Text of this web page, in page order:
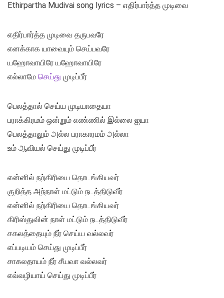
Ethirpartha Mudivai song lyrics – எதிர்பார்த்த முடிவை
எதிர்பார்த்த முடிவை தருபவரே
எனக்காக யாவையும் செய்பவரே
யஹோவாயிரே யஹோவாயிரே
எல்லாமே செய்து முடிப்பீர்
பெலத்தால் செய்ய முடியாதையா
பராக்கிரமம் ஒன்றும் எண்ணில் இல்லை ஐயா
பெலத்தாலும் அல்ல பராகாரமம் அல்லா
உம் ஆவியல் செய்து முடிப்பீர்
என்னில் நற்கிரியை தொடங்கியவர்
குறித்த அந்நாள் மட்டும் நடத்திடுவீர்
என்னில் நற்கிரியை தொடங்கியவர்
கிரிஸ்துவின் நாள் மட்டும் நடத்திடுவீர்
சகலத்தையும் நீர் செய்ய வல்லவர்
எப்படியம் செய்து முடிப்பீர்
சாகலதாயம் நீர் சீயவா வல்லவர்
எவ்வழியாய் செய்து முடிப்பீர்